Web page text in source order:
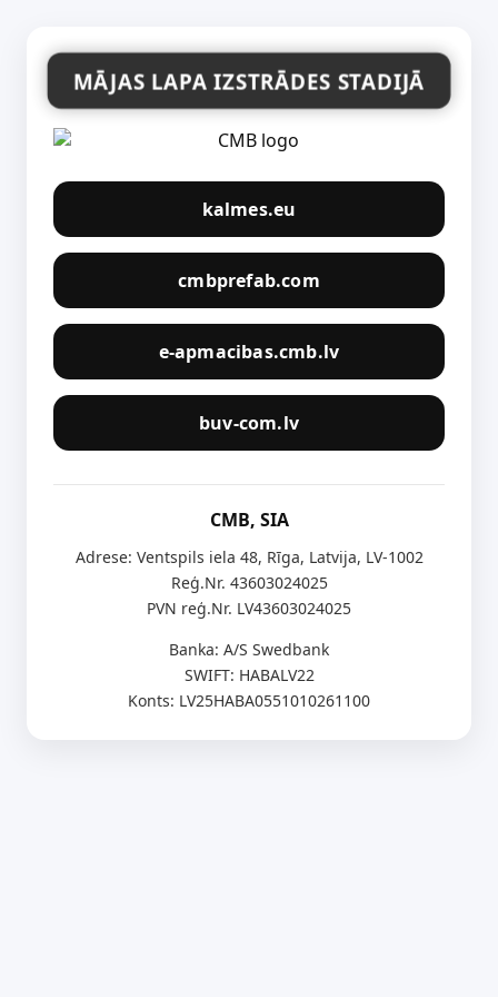
MĀJAS LAPA IZSTRĀDES STADIJĀ
kalmes.eu
cmbprefab.com
e-apmacibas.cmb.lv
buv-com.lv
CMB, SIA
Adrese: Ventspils iela 48, Rīga, Latvija, LV-1002
Reģ.Nr. 43603024025
PVN reģ.Nr. LV43603024025
Banka: A/S Swedbank
SWIFT: HABALV22
Konts: LV25HABA0551010261100